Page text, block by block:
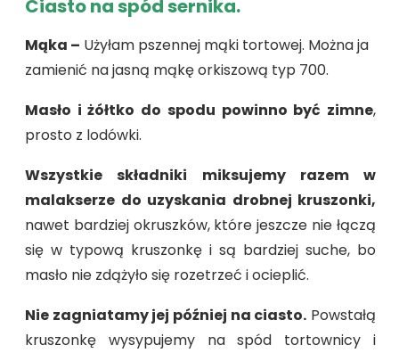
Ciasto na spód sernika.
Mąka – Użyłam pszennej mąki tortowej. Można ja
zamienić na jasną mąkę orkiszową typ 700.
Masło i żółtko do spodu powinno być zimne,
prosto z lodówki.
Wszystkie składniki miksujemy razem w
malakserze do uzyskania drobnej kruszonki,
nawet bardziej okruszków, które jeszcze nie łączą
się w typową kruszonkę i są bardziej suche, bo
masło nie zdążyło się rozetrzeć i ocieplić.
Nie zagniatamy jej później na ciasto. Powstałą
kruszonkę wysypujemy na spód tortownicy i